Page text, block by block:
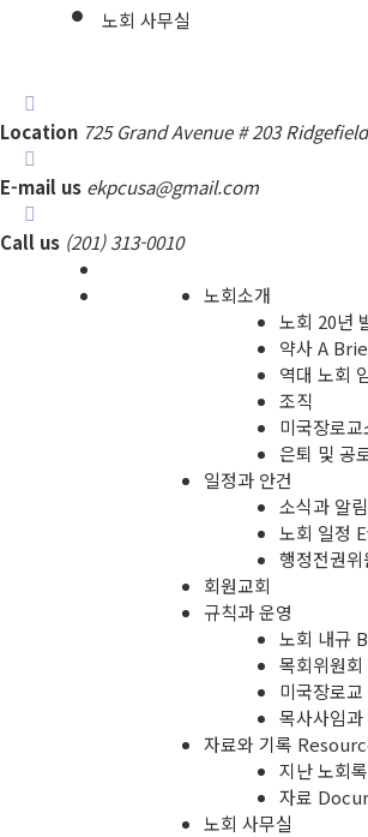
노회 사무실
Location 725 Grand Avenue # 203
E-mail us ekpcusa@gmail.com
Call us (201) 313-0010
노회소개
노회 20년
약사 A
역대 노회
조직
미국장로
은퇴 및 공
일정과 안건
소식과 알
노회 일정
행정전권위
회원교회
규칙과 운영
노회 내규
목회위원회
미국장로
목사사임과
자료와 기록
지난 노회
자료
노회 사무실